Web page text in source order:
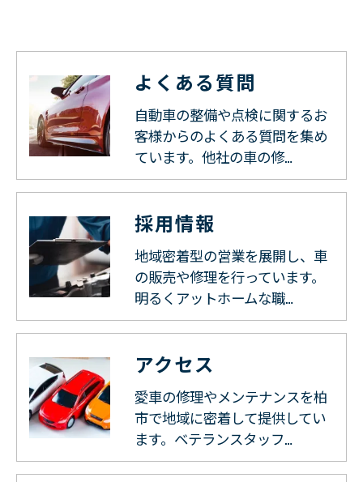
よくある質問
自動車の整備や点検に関するお
客様からのよくある質問を集め
ています。他社の車の修…
採用情報
地域密着型の営業を展開し、車
の販売や修理を行っています。
明るくアットホームな職…
アクセス
愛車の修理やメンテナンスを柏
市で地域に密着して提供してい
ます。ベテランスタッフ…